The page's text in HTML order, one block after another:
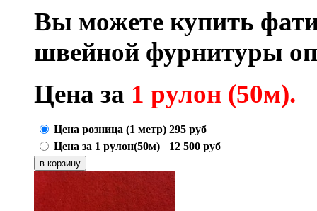
Вы можете купить
швейной фурнитуры
Цена за 1 рулон (50м).
Цена розница (1 метр) 295 руб
Цена за 1 рулон(50м)
12 500 руб